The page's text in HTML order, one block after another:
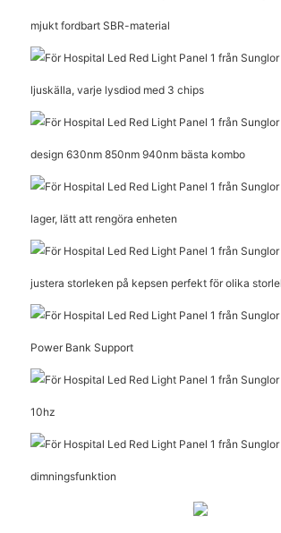
mjukt fordbart SBR-material
ljuskälla, varje lysdiod med 3 chips
design 630nm 850nm 940nm bästa kombo
lager, lätt att rengöra enheten
justera storleken på kepsen perfekt för olika
Power Bank Support
10hz
dimningsfunktion